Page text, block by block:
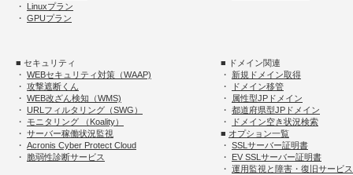
・ Linuxプラン
・ GPUプラン
■ セキュリティ
■ ドメイン関連
・ WEBセキュリティ対策（WAAP) ・ 新規ドメイン取得
・ 攻撃遮断くん ・
ドメイン移管
・ WEB改ざん検知（WMS) ・
属性型JPドメイン
・ URLフィルタリング（SWG） ・ 都道府県型JPドメイン
・ モニタリング （Koality） ・
ドメイン空き状況検索
・ サーバー稼働状況監視 ■ オプション一覧
・ Acronis Cyber Protect Cloud ・ SSLサーバー証明書
・ 脆弱性診断サービス ・ EV SSLサーバー証明書
・ 運用監視と障害・復旧サービス